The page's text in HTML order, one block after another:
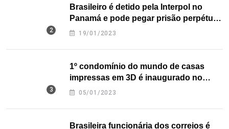
Brasileiro é detido pela Interpol no
Panamá e pode pegar prisão perpétua
nos EUA
19/01/2023
1º condomínio do mundo de casas
impressas em 3D é inaugurado no
Texas
05/01/2023
Brasileira funcionária dos correios é